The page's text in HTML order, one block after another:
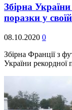
Збірна
поразки у своїй
08.10.2020 0
Збірна Франції з
України рекордної